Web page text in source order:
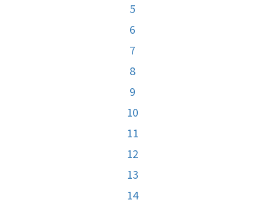
5
6
7
8
9
10
11
12
13
14